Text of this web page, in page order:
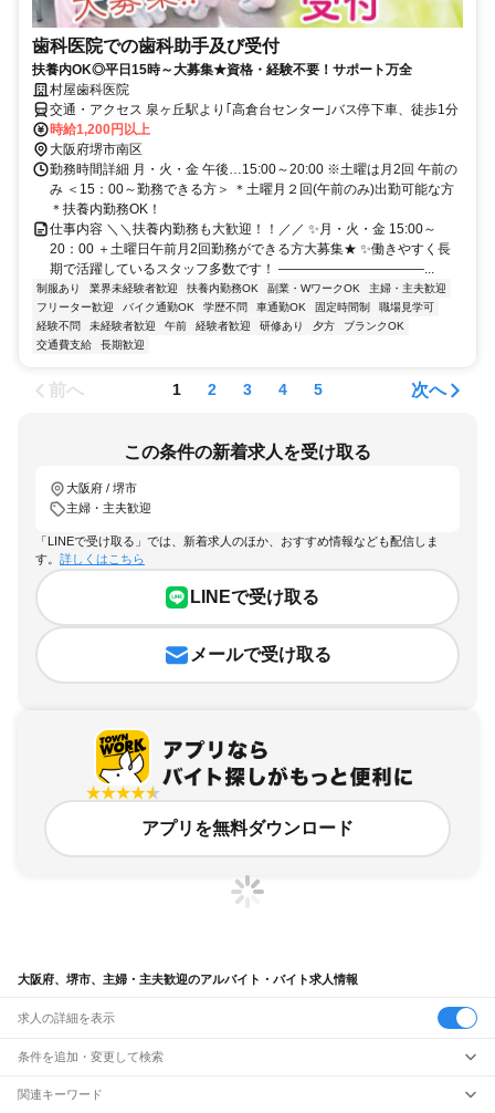
歯科医院での歯科助手及び受付
扶養内OK◎平日15時～大募集★資格・経験不要！サポート万全
村屋歯科医院
交通・アクセス 泉ヶ丘駅より｢高倉台センター｣バス停下車、徒歩1分
時給1,200円以上
大阪府堺市南区
勤務時間詳細 月・火・金 午後…15:00～20:00 ※土曜は月2回 午前の
み ＜15：00～勤務できる方＞ ＊土曜月２回(午前のみ)出勤可能な方
＊扶養内勤務OK！
仕事内容 ＼＼扶養内勤務も大歓迎！！／／ ✨月・火・金 15:00～
20：00 ＋土曜日午前月2回勤務ができる方大募集★ ✨働きやすく長
期で活躍しているスタッフ多数です！ ―――――――――――...
制服あり 業界未経験者歓迎 扶養内勤務OK 副業・WワークOK
主婦・主夫歓迎
フリーター歓迎
バイク通勤OK 学歴不問 車通勤OK 固定時間制
職場見学可
経験不問
未経験者歓迎 午前 経験者歓迎 研修あり 夕方
ブランクOK
交通費支給
長期歓迎
前へ 1 2 3 4 5 次へ
この条件の新着求人を受け取る
大阪府 / 堺市
主婦・主夫歓迎
「LINEで受け取る」では、新着求人のほか、おすすめ情報なども配信しま
す。 詳しくはこちら
LINEで受け取る
メールで受け取る
アプリを無料ダウンロード
大阪府、堺市、主婦・主夫歓迎のアルバイト・バイト求人情報
求人の詳細を表示
条件を追加・変更して検索
市区町村を追加・変更
関連キーワード